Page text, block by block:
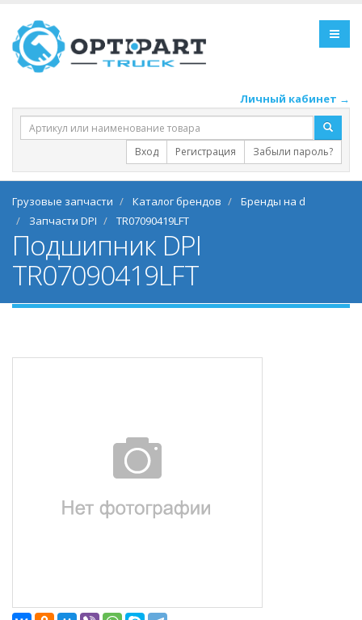
Личный кабинет →
Вход Регистрация Забыли пароль?
Грузовые запчасти Каталог брендов
Бренды на d
Запчасти DPI
TR07090419LFT
Подшипник DPI
TR07090419LFT